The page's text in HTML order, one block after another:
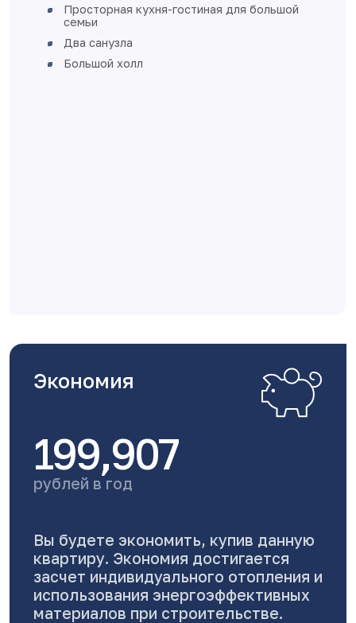
железная входная дверь
увеличенное остекление, окна
пластиковые с установкой откосов и
Экономия
199,907
рублей в год
Вы будете экономить, купив данную
квартиру. Экономия достигается
засчет индивидуального отопления и
использования энергоэффективных
материалов при строительстве.